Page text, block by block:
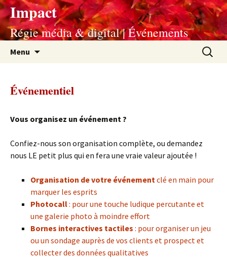
Impact
Régie média & digital | Événements
Menu
Événementiel
Vous organisez un événement ?
Confiez-nous son organisation complète, ou demandez
nous LE petit plus qui en fera une vraie valeur ajoutée !
Organisation de votre événementclé en main pour
marquer les esprits
Photocall: pour une touche ludique percutante et
une galerie photo à moindre effort
Bornes interactives tactiles : pour organiser un jeu
ou un sondage auprès de vos clients et prospect et
collecter des données qualitatives